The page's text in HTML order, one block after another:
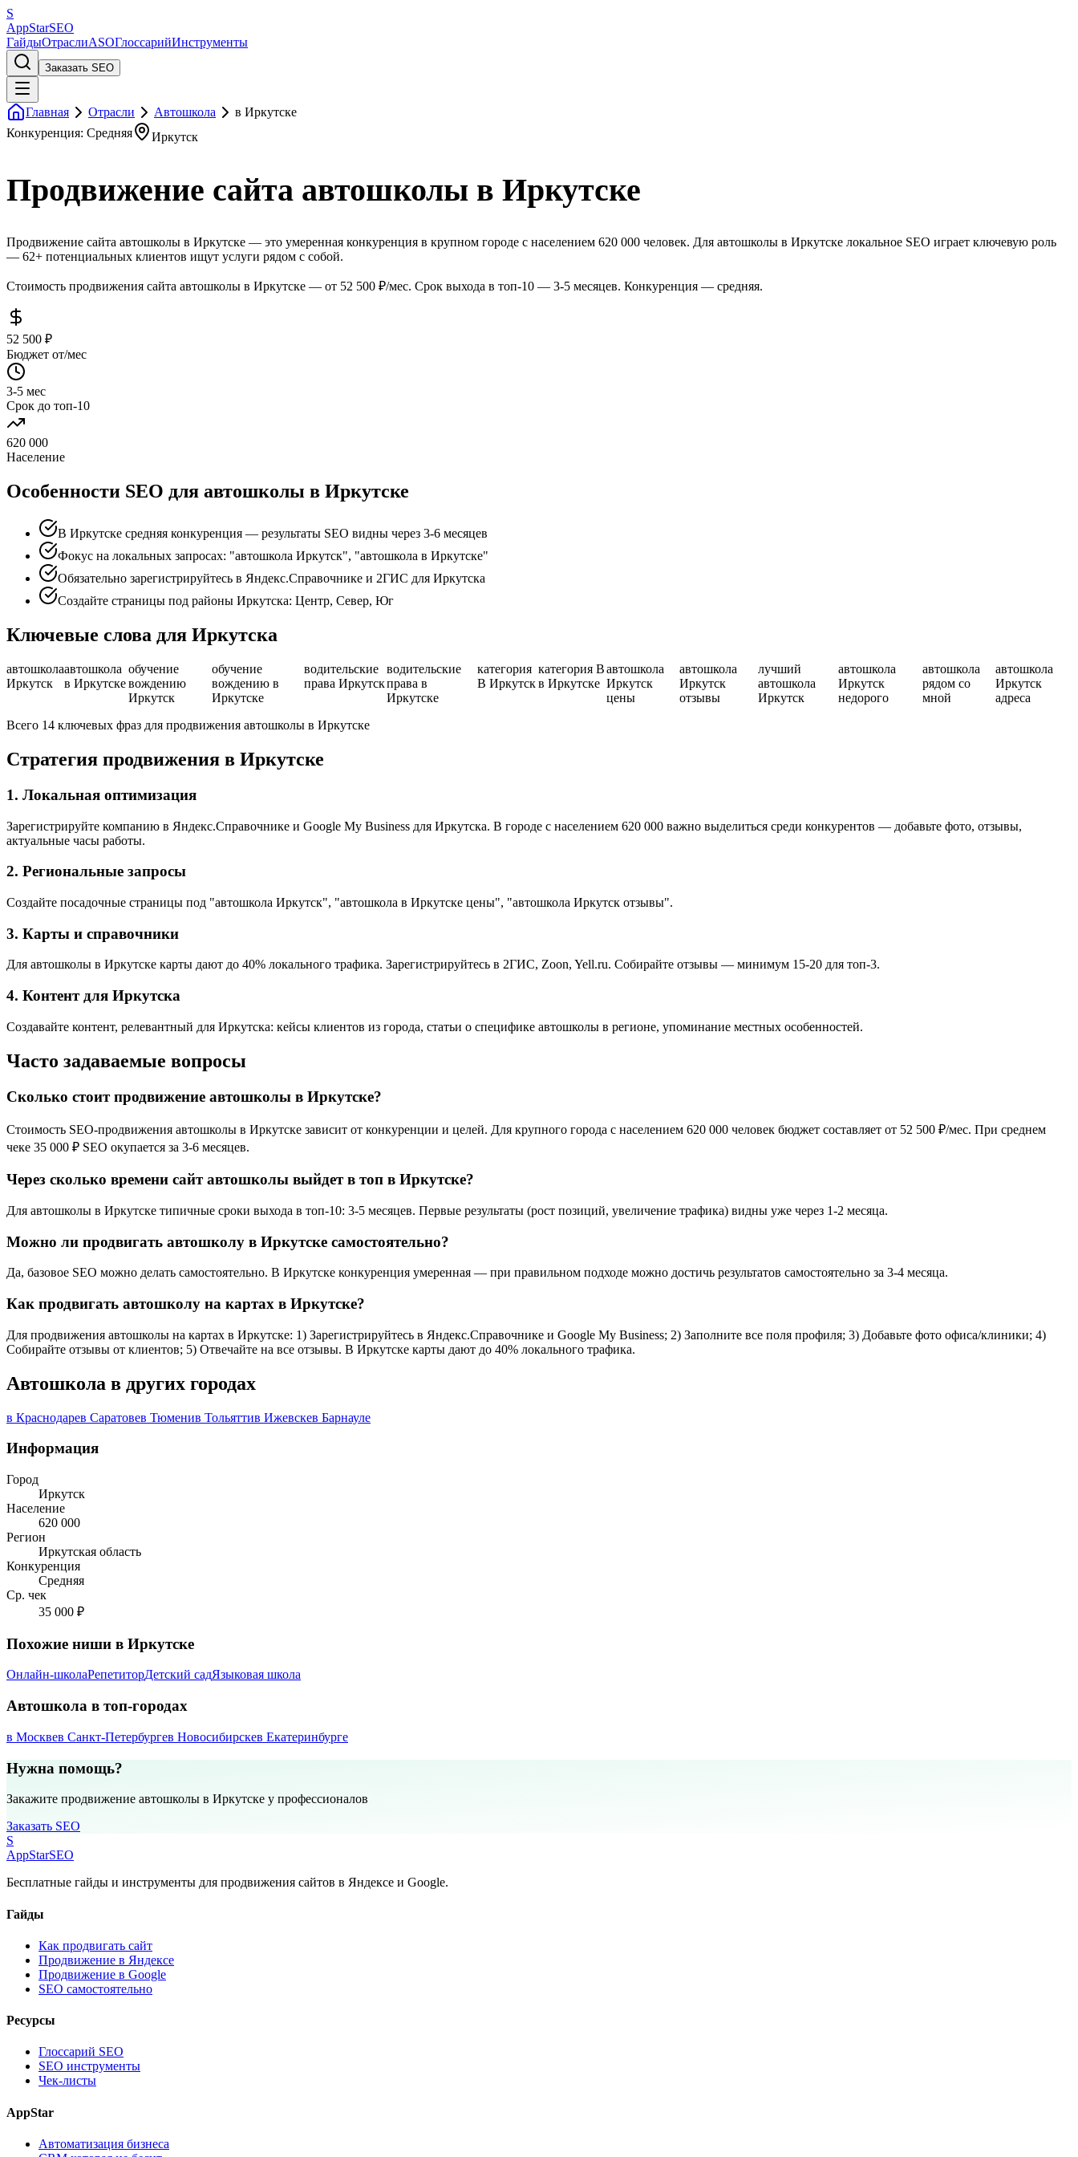
S
AppStarSEO
ГайдыОтраслиASOГлоссарийИнструменты
Заказать SEO
Главная Отрасли Автошкола
в Иркутске
Конкуренция: Средняя
Иркутск
Продвижение сайта автошколы в Иркутске
Продвижение сайта автошколы в Иркутске — это умеренная конкуренция в крупном городе с населением 620 000 человек. Для автошколы в Иркутске локальное SEO играет ключевую роль
— 62+ потенциальных клиентов ищут услуги рядом с собой.
Стоимость продвижения сайта автошколы в Иркутске — от 52 500 ₽/мес. Срок выхода в топ-10 — 3-5 месяцев. Конкуренция — средняя.
52 500 ₽
Бюджет от/мес
3-5 мес
Срок до топ-10
620 000
Население
Особенности SEO для автошколы в Иркутске
В Иркутске средняя конкуренция — результаты SEO видны через 3-6 месяцев
Фокус на локальных запросах: "автошкола Иркутск", "автошкола в Иркутске"
Обязательно зарегистрируйтесь в Яндекс.Справочнике и 2ГИС для Иркутска
Создайте страницы под районы Иркутска: Центр, Север, Юг
Ключевые слова для Иркутска
автошкола
Иркутск
автошкола
в Иркутске
обучение
вождению
Иркутск
обучение
вождению в
Иркутске
водительские
права Иркутск
водительские
права в
Иркутске
категория
B Иркутск
категория B
в Иркутске
автошкола
Иркутск
цены
автошкола
Иркутск
отзывы
лучший
автошкола
Иркутск
автошкола
Иркутск
недорого
автошкола
рядом со
мной
автошкола
Иркутск
адреса
Всего 14 ключевых фраз для продвижения автошколы в Иркутске
Стратегия продвижения в Иркутске
1. Локальная оптимизация
Зарегистрируйте компанию в Яндекс.Справочнике и Google My Business для Иркутска. В городе с населением 620 000 важно выделиться среди конкурентов — добавьте фото, отзывы,
актуальные часы работы.
2. Региональные запросы
Создайте посадочные страницы под "автошкола Иркутск", "автошкола в Иркутске цены", "автошкола Иркутск отзывы".
3. Карты и справочники
Для автошколы в Иркутске карты дают до 40% локального трафика. Зарегистрируйтесь в 2ГИС, Zoon, Yell.ru. Собирайте отзывы — минимум 15-20 для топ-3.
4. Контент для Иркутска
Создавайте контент, релевантный для Иркутска: кейсы клиентов из города, статьи о специфике автошколы в регионе, упоминание местных особенностей.
Часто задаваемые вопросы
Сколько стоит продвижение автошколы в Иркутске?
Стоимость SEO-продвижения автошколы в Иркутске зависит от конкуренции и целей. Для крупного города с населением 620 000 человек бюджет составляет от 52 500 ₽/мес. При среднем
чеке 35 000 ₽ SEO окупается за 3-6 месяцев.
Через сколько времени сайт автошколы выйдет в топ в Иркутске?
Для автошколы в Иркутске типичные сроки выхода в топ-10: 3-5 месяцев. Первые результаты (рост позиций, увеличение трафика) видны уже через 1-2 месяца.
Можно ли продвигать автошколу в Иркутске самостоятельно?
Да, базовое SEO можно делать самостоятельно. В Иркутске конкуренция умеренная — при правильном подходе можно достичь результатов самостоятельно за 3-4 месяца.
Как продвигать автошколу на картах в Иркутске?
Для продвижения автошколы на картах в Иркутске: 1) Зарегистрируйтесь в Яндекс.Справочнике и Google My Business; 2) Заполните все поля профиля; 3) Добавьте фото офиса/клиники; 4)
Собирайте отзывы от клиентов; 5) Отвечайте на все отзывы. В Иркутске карты дают до 40% локального трафика.
Автошкола в других городах
в Краснодарев Саратовев Тюменив Тольяттив Ижевскев Барнауле
Информация
Город
Иркутск
Население
620 000
Регион
Иркутская область
Конкуренция
Средняя
Ср. чек
35 000 ₽
Похожие ниши в Иркутске
Онлайн-школаРепетиторДетский садЯзыковая школа
Автошкола в топ-городах
в Москвев Санкт-Петербургев Новосибирскев Екатеринбурге
Нужна помощь?
Закажите продвижение автошколы в Иркутске у профессионалов
Заказать SEO
S
AppStarSEO
Бесплатные гайды и инструменты для продвижения сайтов в Яндексе и Google.
Гайды
Как продвигать сайт
Продвижение в Яндексе
Продвижение в Google
SEO самостоятельно
Ресурсы
Глоссарий SEO
SEO инструменты
Чек-листы
AppStar
Автоматизация бизнеса